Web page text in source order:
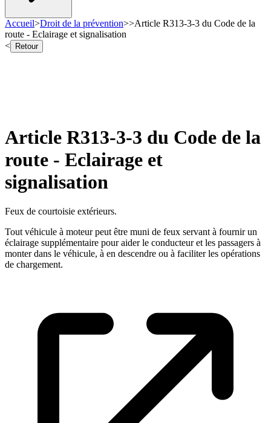
Accueil>Droit de la prévention>>Article R313-3-3 du Code de la
route - Eclairage et signalisation
<
Retour
Article R313-3-3 du Code de la
route - Eclairage et
signalisation
Feux de courtoisie extérieurs.
Tout véhicule à moteur peut être muni de feux servant à fournir un
éclairage supplémentaire pour aider le conducteur et les passagers à
monter dans le véhicule, à en descendre ou à faciliter les opérations
de chargement.